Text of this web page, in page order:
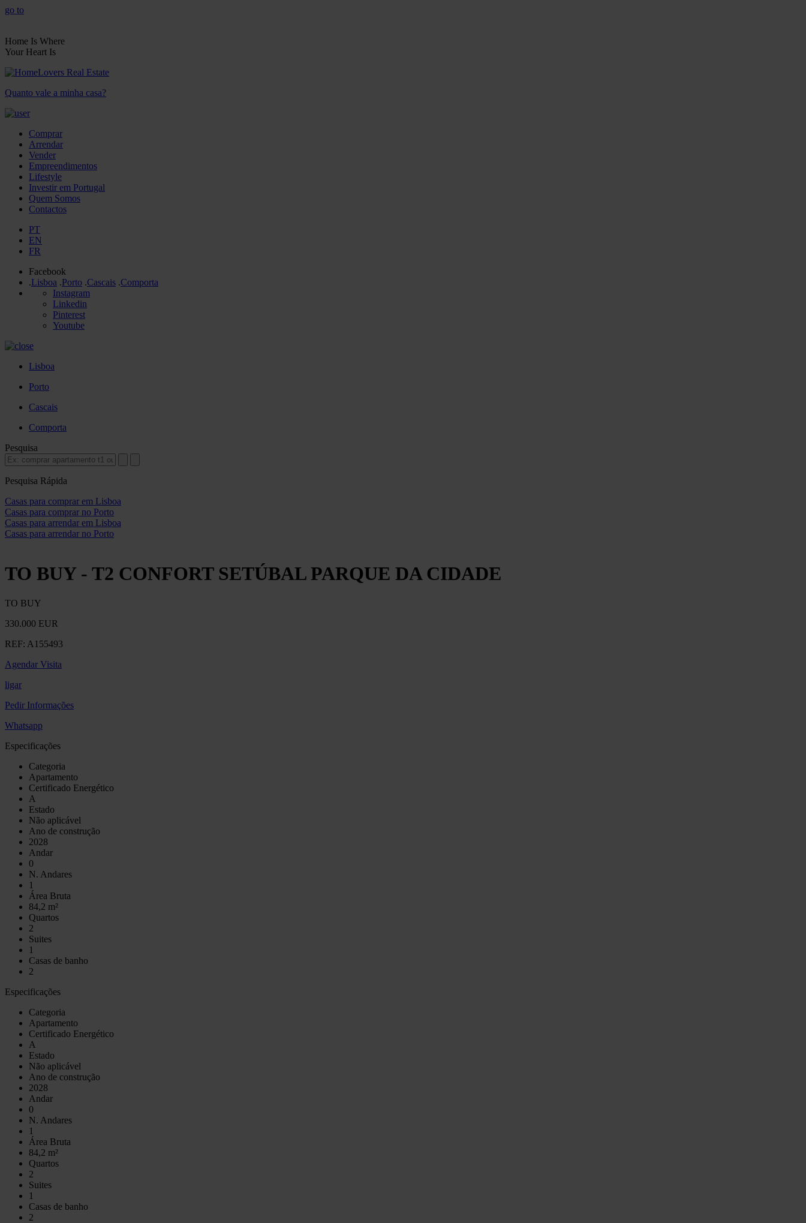
go to
Home Is Where
Your Heart Is
Quanto vale a minha casa?
Comprar
Arrendar
Vender
Empreendimentos
Lifestyle
Investir em Portugal
Quem Somos
Contactos
PT
EN
FR
Facebook
.Lisboa .Porto .Cascais .Comporta
Instagram
Linkedin
Pinterest
Youtube
Lisboa
Porto
Cascais
Comporta
Pesquisa
Pesquisa Rápida
Casas para comprar em Lisboa
Casas para comprar no Porto
Casas para arrendar em Lisboa
Casas para arrendar no Porto
TO BUY - T2 CONFORT SETÚBAL PARQUE DA CIDADE
TO BUY
330.000 EUR
REF: A155493
Agendar Visita
ligar
Pedir Informações
Whatsapp
Especificações
Categoria
Apartamento
Certificado Energético
A
Estado
Não aplicável
Ano de construção
2028
Andar
0
N. Andares
1
Área Bruta
84,2 m²
Quartos
2
Suites
1
Casas de banho
2
Especificações
Categoria
Apartamento
Certificado Energético
A
Estado
Não aplicável
Ano de construção
2028
Andar
0
N. Andares
1
Área Bruta
84,2 m²
Quartos
2
Suites
1
Casas de banho
2